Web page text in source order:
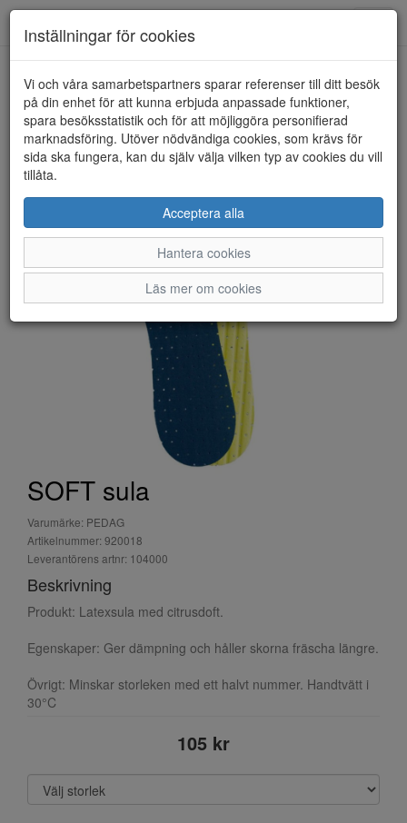
HEM PEDAG
SOFT sula
Varumärke: PEDAG
Artikelnummer: 920018
Leverantörens artnr: 104000
Beskrivning
Produkt: Latexsula med citrusdoft.
Egenskaper: Ger dämpning och håller skorna fräscha längre.
Övrigt: Minskar storleken med ett halvt nummer. Handtvätt i
30°C
105 kr
Inställningar för cookies
Vi och våra samarbetspartners sparar referenser till ditt besök
på din enhet för att kunna erbjuda anpassade funktioner,
spara besöksstatistik och för att möjliggöra personifierad
marknadsföring. Utöver nödvändiga cookies, som krävs för
sida ska fungera, kan du själv välja vilken typ av cookies du vill
tillåta.
Acceptera alla
Hantera cookies
Läs mer om cookies